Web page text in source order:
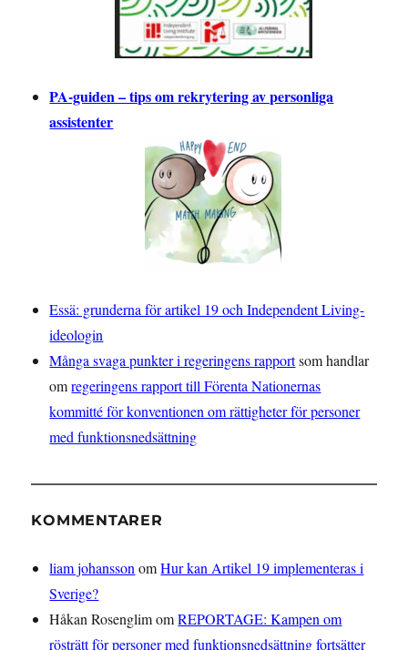
PA-guiden – tips om rekrytering av personliga
assistenter
Essä: grunderna för artikel 19 och Independent Living-
ideologin
Många svaga punkter i regeringens rapportsom handlar
omregeringens rapport till Förenta Nationernas
kommitté för konventionen om rättigheter för personer
med funktionsnedsättning
KOMMENTARER
liam johansson omHur kan Artikel 19 implementeras i
Sverige?
Håkan RosenglimomREPORTAGE: Kampen om
rösträtt för personer med funktionsnedsättning fortsätter